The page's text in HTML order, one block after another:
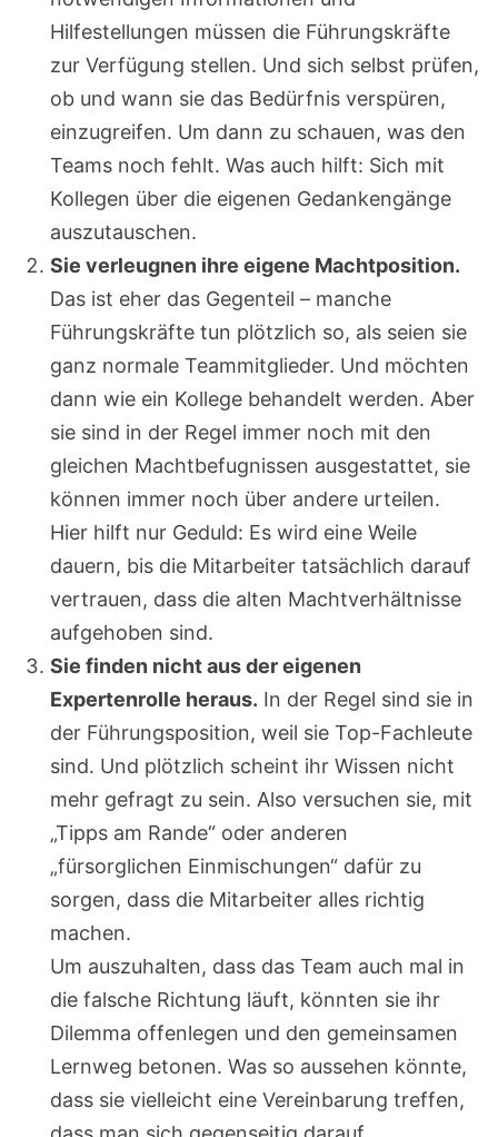
Hilfestellungen müssen die Führungskräfte
zur Verfügung stellen. Und sich selbst prüfen,
ob und wann sie das Bedürfnis verspüren,
einzugreifen. Um dann zu schauen, was den
Teams noch fehlt. Was auch hilft: Sich mit
Kollegen über die eigenen Gedankengänge
auszutauschen.
Sie verleugnen ihre eigene Machtposition.
Das ist eher das Gegenteil – manche
Führungskräfte tun plötzlich so, als seien sie
ganz normale Teammitglieder. Und möchten
dann wie ein Kollege behandelt werden. Aber
sie sind in der Regel immer noch mit den
gleichen Machtbefugnissen ausgestattet, sie
können immer noch über andere urteilen.
Hier hilft nur Geduld: Es wird eine Weile
dauern, bis die Mitarbeiter tatsächlich darauf
vertrauen, dass die alten Machtverhältnisse
aufgehoben sind.
Sie finden nicht aus der eigenen
Expertenrolle heraus. In der Regel sind sie in
der Führungsposition, weil sie Top-Fachleute
sind. Und plötzlich scheint ihr Wissen nicht
mehr gefragt zu sein. Also versuchen sie, mit
„Tipps am Rande“ oder anderen
„fürsorglichen Einmischungen“ dafür zu
sorgen, dass die Mitarbeiter alles richtig
machen.
Um auszuhalten, dass das Team auch mal in
die falsche Richtung läuft, könnten sie ihr
Dilemma offenlegen und den gemeinsamen
Lernweg betonen. Was so aussehen könnte,
dass sie vielleicht eine Vereinbarung treffen,